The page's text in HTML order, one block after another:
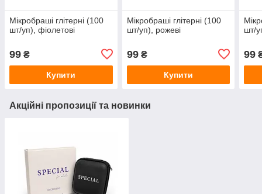
Мікробраші глітерні (100
шт/уп), фіолетові
99 ₴
Купити
Мікробраші глітерні (100
шт/уп), рожеві
99₴
Купити
шт/
99
Акційні пропозиції та новинки